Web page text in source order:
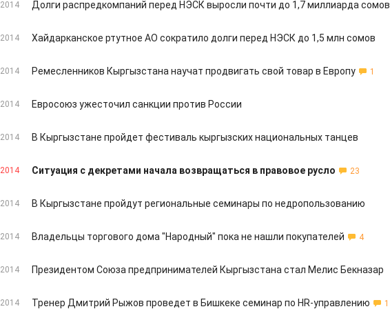
Долги распредкомпаний перед НЭСК выросли почти до 1,7 миллиарда сомов
Хайдарканское ртутное АО сократило долги перед НЭСК до 1,5 млн сомов
Ремесленников Кыргызстана научат продвигать свой товар в Европу 1
Евросоюз ужесточил санкции против России
В Кыргызстане пройдет фестиваль кыргызских национальных танцев
Ситуация с декретами начала возвращаться в правовое русло 23
В Кыргызстане пройдут региональные семинары по недропользованию
Владельцы торгового дома "Народный" пока не нашли покупателей 4
Президентом Союза предпринимателей Кыргызстана стал Мелис Бекназар
Тренер Дмитрий Рыжов проведет в Бишкеке семинар по HR-управлению 1